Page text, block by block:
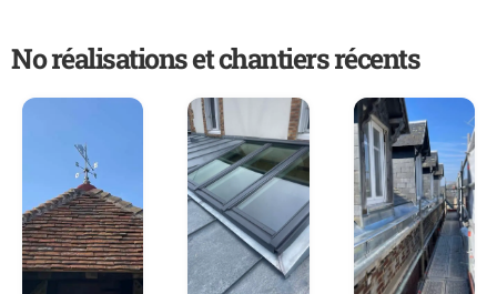
No réalisations et chantiers récents